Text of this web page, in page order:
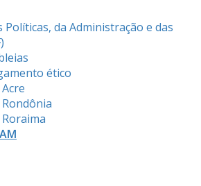
Políticas, da Administração e das
ético